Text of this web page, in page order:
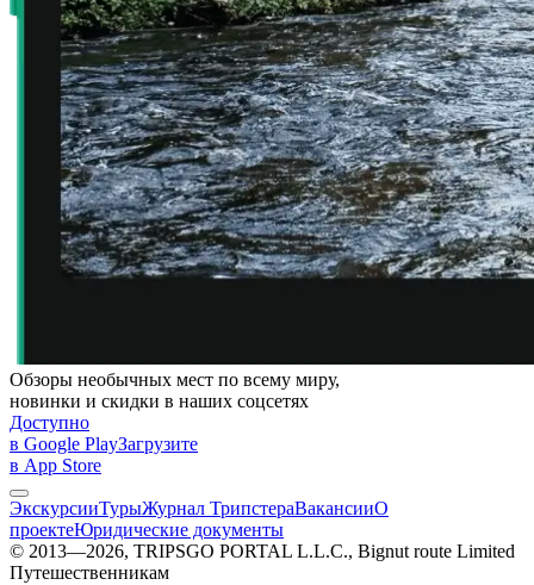
Обзоры необычных мест по всему миру,
новинки и скидки в наших соцсетях
Доступно
в Google PlayЗагрузите
в App Store
ЭкскурсииТурыЖурнал ТрипстераВакансииО
проектеЮридические документы
© 2013—2026, TRIPSGO PORTAL L.L.C., Bignut route Limited
Путешественникам